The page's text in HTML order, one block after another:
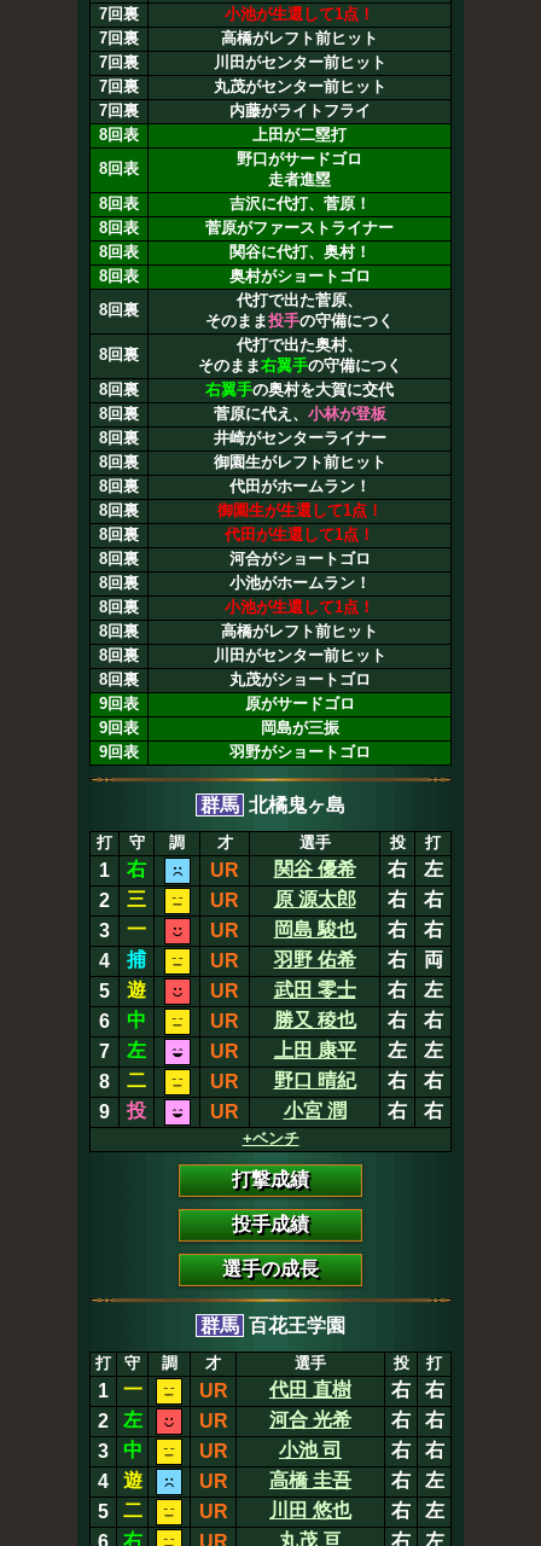
7回裏
小池が生還して1点！
7回裏
高橋がレフト前ヒット
7回裏
川田がセンター前ヒット
7回裏
丸茂がセンター前ヒット
7回裏
内藤がライトフライ
8回表
上田が二塁打
8回表
野口がサードゴロ
走者進塁
8回表
吉沢に代打、菅原！
8回表
菅原がファーストライナー
8回表
関谷に代打、奥村！
8回表
奥村がショートゴロ
8回裏
代打で出た菅原、
そのまま投手の守備につく
8回裏
代打で出た奥村、
そのまま右翼手の守備につく
8回裏
右翼手の奥村を大賀に交代
8回裏
菅原に代え、 小林が登板
8回裏
井崎がセンターライナー
8回裏
御園生がレフト前ヒット
8回裏
代田がホームラン！
8回裏
御園生が生還して1点！
8回裏
代田が生還して1点！
8回裏
河合がショートゴロ
8回裏
小池がホームラン！
8回裏
小池が生還して1点！
8回裏
高橋がレフト前ヒット
8回裏
川田がセンター前ヒット
8回裏
丸茂がショートゴロ
9回表
原がサードゴロ
9回表
岡島が三振
9回表
羽野がショートゴロ
群馬 北橘鬼ヶ島
打 守 調 才 選手 投 打
1 右 UR 関谷 優希 右
左
2
三 UR 原 源太郎 右
右
3
一 UR 岡島 駿也 右
右
4
捕 UR 羽野 佑希 右
両
5
遊 UR 武田 零士 右
左
6
中 UR 勝又 稜也 右
右
7
左 UR 上田 康平 左
左
8
二 UR 野口 晴紀 右
右
9
投 UR 小宮 潤 右 右
+ベンチ
打撃成績
投手成績
選手の成長
群馬 百花王学園
打 守 調 才 選手 投 打
1 一 UR 代田 直樹 右
右
2
左 UR 河合 光希 右
右
3
中 UR 小池 司 右
右
4
遊 UR 高橋 圭吾 右
左
5
二 UR 川田 悠也 右
左
6
右 UR 丸茂 亘 右 左